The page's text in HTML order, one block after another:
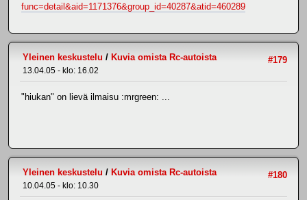
func=detail&aid=1171376&group_id=40287&atid=460289
#179
Yleinen keskustelu / Kuvia omista Rc-autoista
13.04.05 - klo: 16.02
"hiukan" on lievä ilmaisu :mrgreen: ...
#180
Yleinen keskustelu / Kuvia omista Rc-autoista
10.04.05 - klo: 10.30